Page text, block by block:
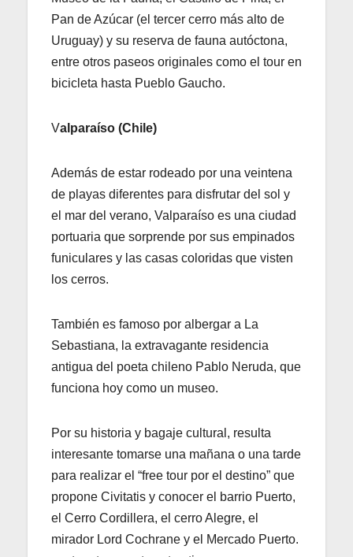
Pan de Azúcar (el tercer cerro más alto de
Uruguay) y su reserva de fauna autóctona,
entre otros paseos originales como el tour en
bicicleta hasta Pueblo Gaucho.
Valparaíso (Chile)
Además de estar rodeado por una veintena
de playas diferentes para disfrutar del sol y
el mar del verano, Valparaíso es una ciudad
portuaria que sorprende por sus empinados
funiculares y las casas coloridas que visten
los cerros.
También es famoso por albergar a La
Sebastiana, la extravagante residencia
antigua del poeta chileno Pablo Neruda, que
funciona hoy como un museo.
Por su historia y bagaje cultural, resulta
interesante tomarse una mañana o una tarde
para realizar el “free tour por el destino” que
propone Civitatis y conocer el barrio Puerto,
el Cerro Cordillera, el cerro Alegre, el
mirador Lord Cochrane y el Mercado Puerto.